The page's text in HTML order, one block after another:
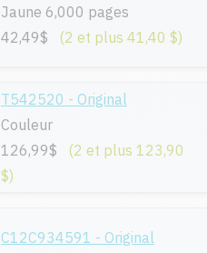
Jaune 6,000 pages
42,49$
(2 et plus 41,40 $)
T542520 - Original
Couleur
126,99$
(2 et plus 123,90
$)
C12C934591 - Original